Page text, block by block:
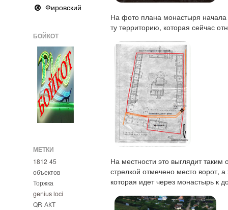
Фировский
БОЙКОТ
МЕТКИ
1812 45
объектов
Торжка
genius loci
QR АКТ
На фото плана монастыря
ту территорию, которая сейчас
На местности это выглядит
стрелкой отмечено место ворот,
которая идет через монастырь к